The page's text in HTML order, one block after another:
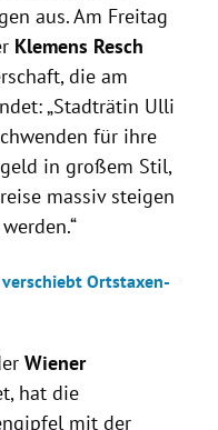
aus. Am Freitag
Klemens Resch
die am
„Stadträtin Ulli
für ihre
in großem Stil,
massiv steigen
Ortstaxen-
Wiener
hat die
mit der